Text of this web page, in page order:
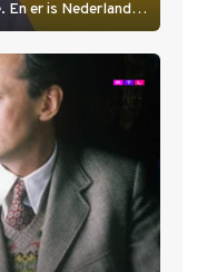
er is Nederlandse